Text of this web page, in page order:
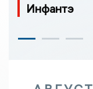
Инфантэ